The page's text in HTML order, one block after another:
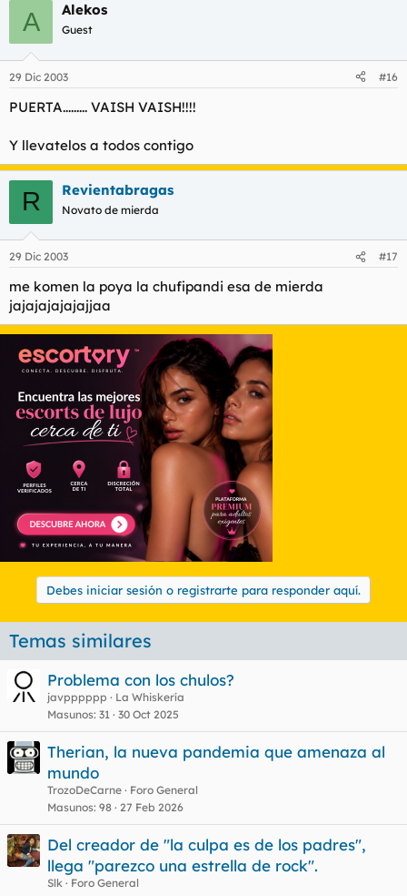
A Alekos
Guest
29 Dic 2003 #16
PUERTA......... VAISH VAISH!!!!
Y llevatelos a todos contigo
R Revientabragas
Novato de mierda
29 Dic 2003 #17
me komen la poya la chufipandi esa de mierda
jajajajajajajjaa
Debes iniciar sesión o registrarte para responder aquí.
Temas similares
Problema con los chulos?
javpppppp
La Whiskería
Masunos 31 30 Oct 2025
Therian, la nueva pandemia que amenaza al
mundo
TrozoDeCarne
Foro General
Masunos 98 27 Feb 2026
Del creador de "la culpa es de los padres",
llega "parezco una estrella de rock".
Slk
Foro General